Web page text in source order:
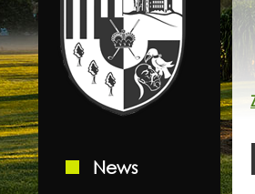
News